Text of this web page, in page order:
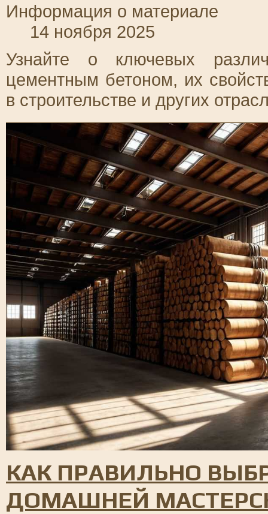
Информация о материале
14 ноября 2025
Узнайте о ключевых
цементным бетоном, их
в строительстве и других
КАК ПРАВИЛЬНО
ДОМАШНЕЙ